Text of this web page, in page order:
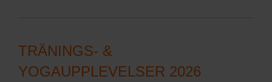
TRÄNINGS- &
YOGAUPPLEVELSER 2026